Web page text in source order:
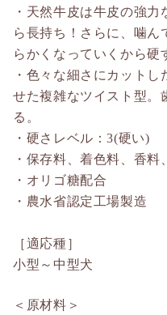
・天然牛皮は牛皮の強
ら長持ち！さらに、噛ん
らかくなっていくから硬
・色々な細さにカット
せた複雑なツイスト型。
る。
・硬さレベル：3(硬い)
・保存料、着色料、香料
・オリゴ糖配合
・農水省認定工場製造
［適応種］
小型～中型犬
＜原材料＞